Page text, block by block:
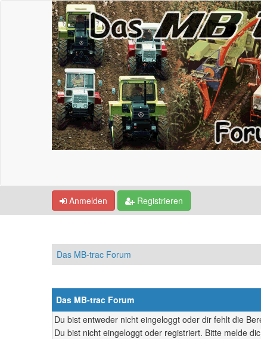
Anmelden Registrieren
Das MB-trac Forum
Das MB-trac Forum
Du bist entweder nicht eingeloggt oder dir fehlt die
Du bist nicht eingeloggt oder registriert. Bitte melde